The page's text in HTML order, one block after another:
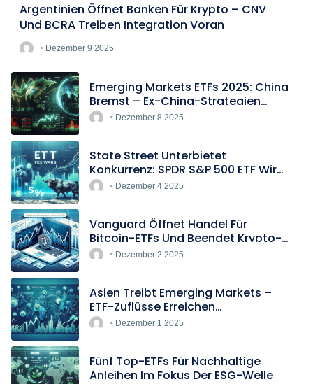
Argentinien Öffnet Banken Für Krypto – CNV
Und BCRA Treiben Integration Voran
Dezember 9 2025
Emerging Markets ETFs 2025: China
Bremst – Ex-China-Strategien
BoomenDezember 8 2025
State Street Unterbietet
Konkurrenz: SPDR S&P 500 ETF Wird
Europas Günstigster Indextracker
Dezember 4 2025
Vanguard Öffnet Handel Für
Bitcoin-ETFs Und Beendet Krypto-
BlockadeDezember 2 2025
Asien Treibt Emerging Markets –
ETF-Zuflüsse Erreichen
Rekordtempo
Dezember 1 2025
Fünf Top-ETFs Für Nachhaltige
Anleihen Im Fokus Der ESG-Welle